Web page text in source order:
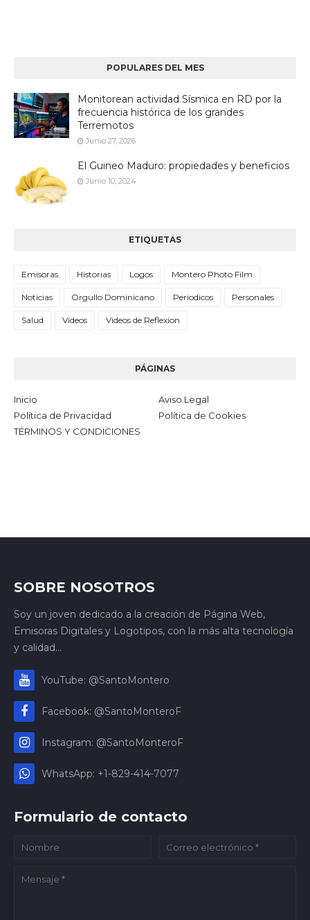
POPULARES DEL MES
Monitorean actividad Sísmica en RD por la
frecuencia histórica de los grandes
Terremotos
Junio 27, 2026
El Guineo Maduro: propiedades y beneficios
Junio 10, 2024
ETIQUETAS
Emisoras Historias Logos Montero Photo Film
Noticias Orgullo Dominicano Periodicos Personales
Salud Videos Videos de Reflexion
PÁGINAS
Inicio
Aviso Legal
Política de Privacidad
Política de Cookies
TÉRMINOS Y CONDICIONES
SOBRE NOSOTROS
Soy un joven dedicado a la creación de Página Web,
Emisoras Digitales y Logotipos, con la más alta tecnología
y calidad...
YouTube: @SantoMontero
Facebook: @SantoMonteroF
Instagram: @SantoMonteroF
WhatsApp: +1-829-414-7077
Formulario de contacto